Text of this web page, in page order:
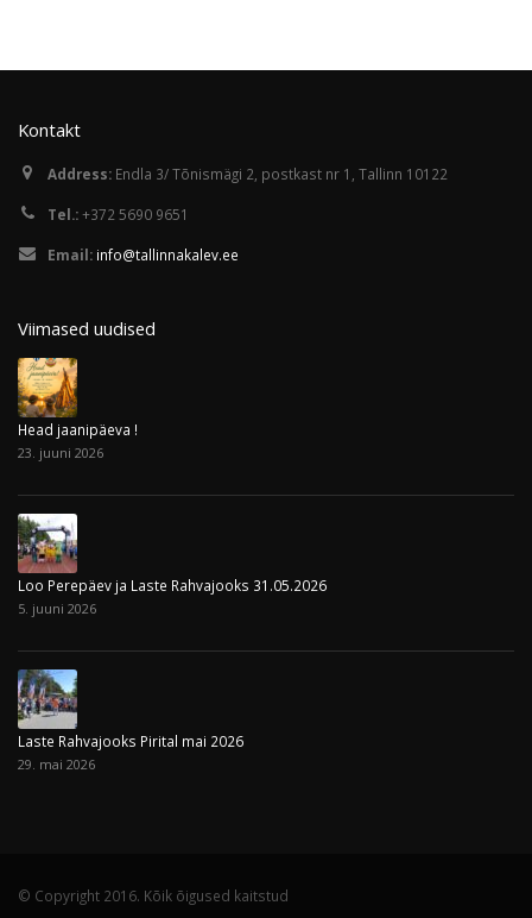
Kontakt
Address: Endla 3/ Tõnismägi 2, postkast nr 1, Tallinn 10122
Tel.:+372 5690 9651
Email: info@tallinnakalev.ee
Viimased uudised
Head jaanipäeva !
23. juuni 2026
Loo Perepäev ja Laste Rahvajooks 31.05.2026
5. juuni 2026
Laste Rahvajooks Pirital mai 2026
29. mai 2026
© Copyright 2016. Kõik õigused kaitstud